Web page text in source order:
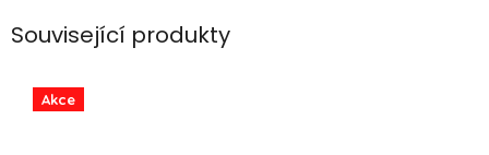
Související produkty
Akce